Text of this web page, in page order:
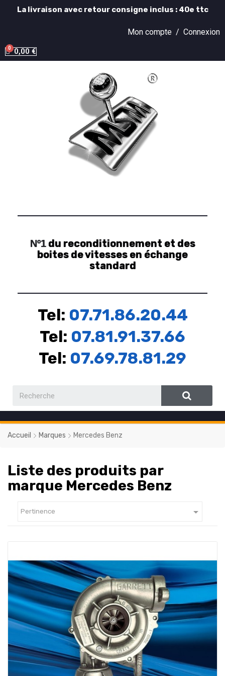
La livraison avec retour consigne inclus : 40e ttc
Mon compte / Connexion
0,00 €
Nº1du reconditionnement et des
boites de vitesses en échange
standard
Tel: 07.71.86.20.44
Tel: 07.81.91.37.66
Tel: 07.69.78.81.29
Accueil Marques Mercedes Benz
Liste des produits par
marque Mercedes Benz
Pertinence 